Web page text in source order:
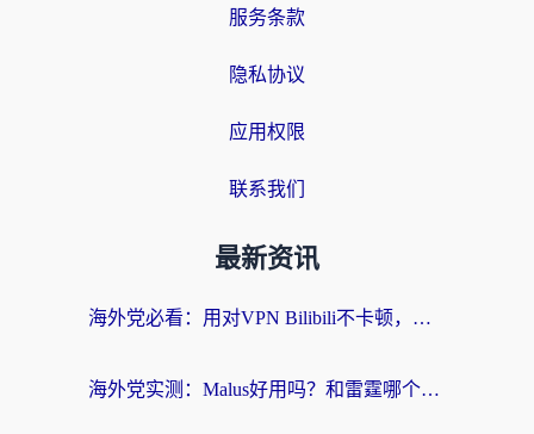
服务条款
隐私协议
应用权限
联系我们
最新资讯
海外党必看：用对VPN Bilibili不卡顿，英国玩国内游戏也丝滑——2026回国加速器选择指南
海外党实测：Malus好用吗？和雷霆哪个好？+ 3款热门加速器深度对比